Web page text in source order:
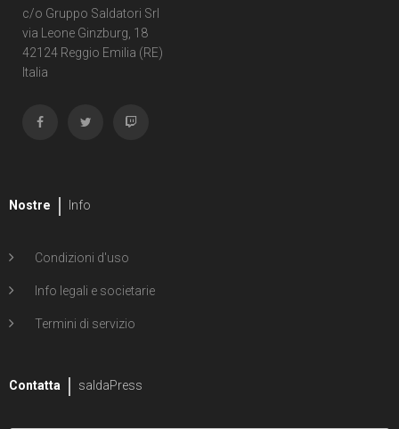
c/o Gruppo Saldatori Srl
via Leone Ginzburg, 18
42124 Reggio Emilia (RE)
Italia
Nostre Info
Condizioni d'uso
Info legali e societarie
Termini di servizio
Contatta saldaPress